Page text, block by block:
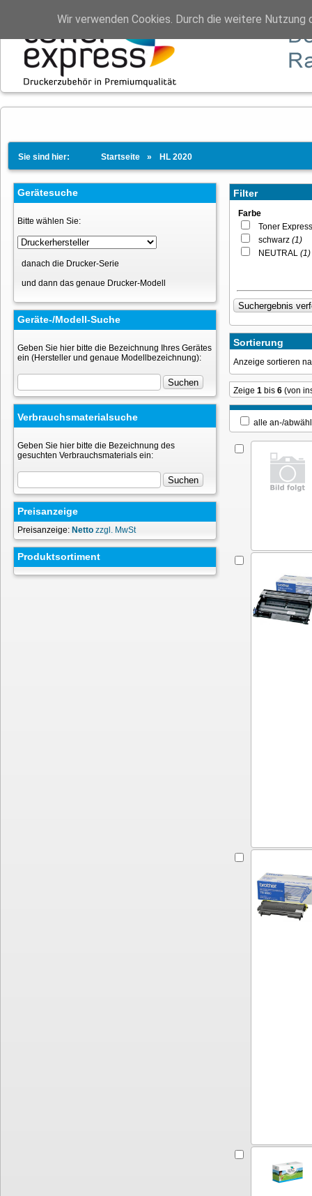
Sie sind hier: Startseite HL 2020
Gerätesuche
Bitte wählen Sie:
danach die Drucker-Serie
und dann das genaue Drucker-Modell
Geräte-/Modell-Suche
Geben Sie hier bitte die Bezeichnung Ihres Gerätes
ein (Hersteller und genaue Modellbezeichnung):
Verbrauchsmaterialsuche
Geben Sie hier bitte die Bezeichnung des
gesuchten Verbrauchsmaterials ein:
Preisanzeige
Preisanzeige: Netto zzgl. MwSt
Produktsortiment
Filter
Farbe
Toner
schwarz (1)
NEUTRAL (1)
Sortierung
Anzeige sortieren
Zeige 1 bis 6 (von
alle an-/
Wir verwenden Cookies. Durch die weitere